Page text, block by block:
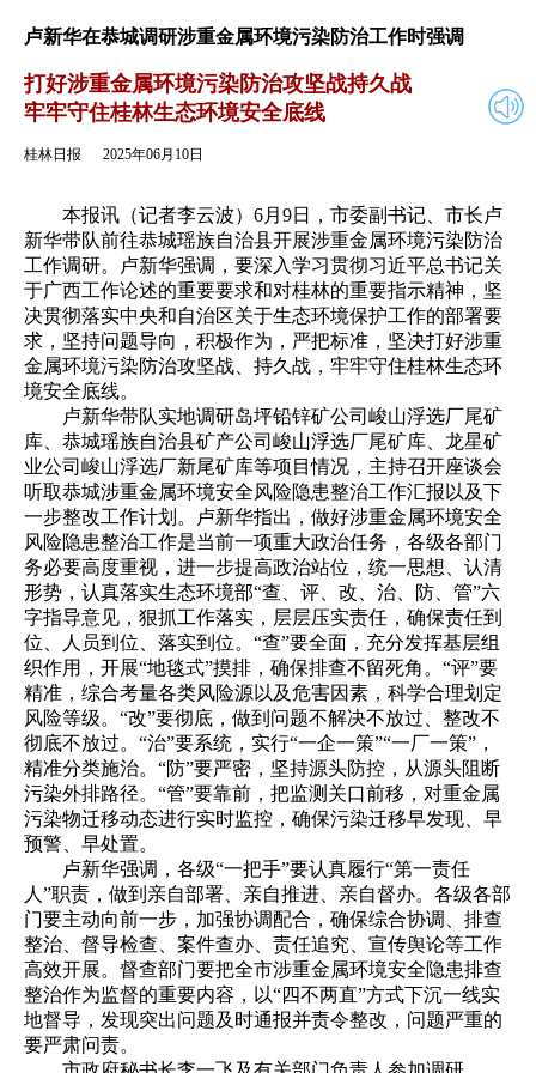
2025年06月10日
卢新华在恭城调研涉重金属环境污染防治工作时强调
打好涉重金属环境污染防治攻坚战持久战
牢牢守住桂林生态环境安全底线
桂林日报 2025年06月10日
本报讯（记者李云波）6月9日，市委副书记、市长卢
新华带队前往恭城瑶族自治县开展涉重金属环境污染防治
工作调研。卢新华强调，要深入学习贯彻习近平总书记关
于广西工作论述的重要要求和对桂林的重要指示精神，坚
决贯彻落实中央和自治区关于生态环境保护工作的部署要
求，坚持问题导向，积极作为，严把标准，坚决打好涉重
金属环境污染防治攻坚战、持久战，牢牢守住桂林生态环
境安全底线。
卢新华带队实地调研岛坪铅锌矿公司峻山浮选厂尾矿
库、恭城瑶族自治县矿产公司峻山浮选厂尾矿库、龙星矿
业公司峻山浮选厂新尾矿库等项目情况，主持召开座谈会
听取恭城涉重金属环境安全风险隐患整治工作汇报以及下
一步整改工作计划。卢新华指出，做好涉重金属环境安全
风险隐患整治工作是当前一项重大政治任务，各级各部门
务必要高度重视，进一步提高政治站位，统一思想、认清
形势，认真落实生态环境部“查、评、改、治、防、管”六
字指导意见，狠抓工作落实，层层压实责任，确保责任到
位、人员到位、落实到位。“查”要全面，充分发挥基层组
织作用，开展“地毯式”摸排，确保排查不留死角。“评”要
精准，综合考量各类风险源以及危害因素，科学合理划定
风险等级。“改”要彻底，做到问题不解决不放过、整改不
彻底不放过。“治”要系统，实行“一企一策”“一厂一策”，
精准分类施治。“防”要严密，坚持源头防控，从源头阻断
污染外排路径。“管”要靠前，把监测关口前移，对重金属
污染物迁移动态进行实时监控，确保污染迁移早发现、早
预警、早处置。
卢新华强调，各级“一把手”要认真履行“第一责任
人”职责，做到亲自部署、亲自推进、亲自督办。各级各部
门要主动向前一步，加强协调配合，确保综合协调、排查
整治、督导检查、案件查办、责任追究、宣传舆论等工作
高效开展。督查部门要把全市涉重金属环境安全隐患排查
整治作为监督的重要内容，以“四不两直”方式下沉一线实
地督导，发现突出问题及时通报并责令整改，问题严重的
要严肃问责。